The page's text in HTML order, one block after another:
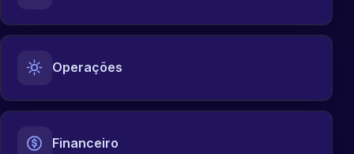
Operações
Financeiro